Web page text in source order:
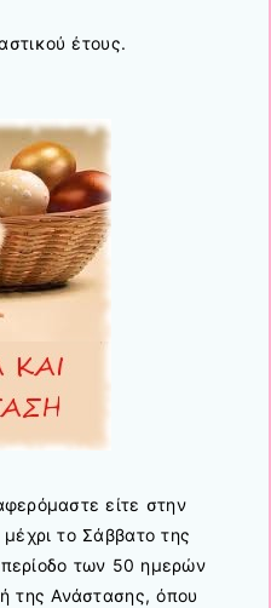
έτους.
είτε στην
το Σάββατο της
περίοδο των 50 ημερών
της Ανάστασης, όπου